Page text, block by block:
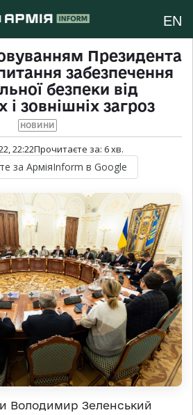
EN
Президента
забезпечення
безпеки від
і зовнішніх загроз
НОВИНИ
22:22Прочитаєте за: 6хв.
за АрміяInform в Google
Володимир Зеленський